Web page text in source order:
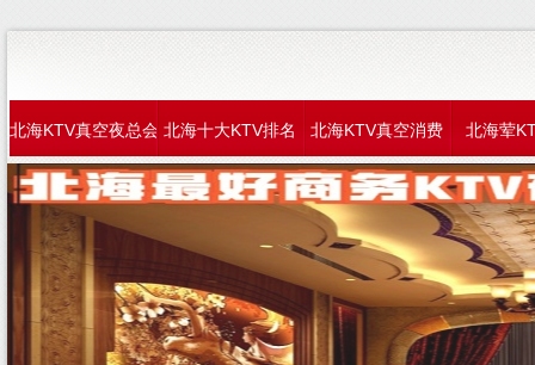
北海KTV真空夜总会 北海十大KTV排名 北海KTV真空消费 北海荤